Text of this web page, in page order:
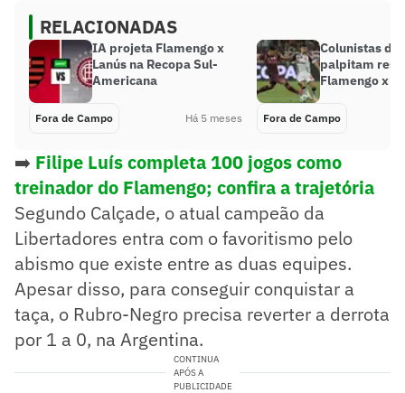
RELACIONADAS
IA projeta Flamengo x
Lanús na Recopa Sul-
Americana
Fora de Campo Há 5 meses
Colunistas do
palpitam
Flamengo x
Fora de Campo
➡️ Filipe Luís completa 100 jogos como
treinador do Flamengo; confira a trajetória
Segundo Calçade, o atual campeão da
Libertadores entra com o favoritismo pelo
abismo que existe entre as duas equipes.
Apesar disso, para conseguir conquistar a
taça, o Rubro-Negro precisa reverter a derrota
por 1 a 0, na Argentina.
CONTINUA
APÓS A
PUBLICIDADE